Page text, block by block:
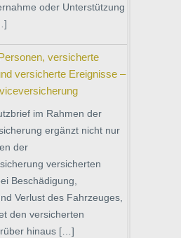
oder Unterstützung
versicherte
versicherte Ereignisse –
im Rahmen der
ergänzt nicht nur
der
versicherten
Beschädigung,
Verlust des Fahrzeuges,
den versicherten
hinaus […]